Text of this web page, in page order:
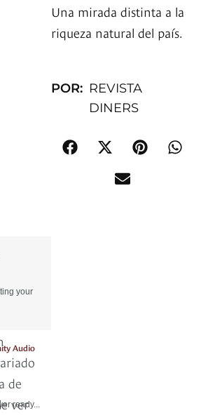
Una mirada distinta a la
riqueza natural del país.
POR: REVISTA
DINERS
your
Audio
ready...
de
ver